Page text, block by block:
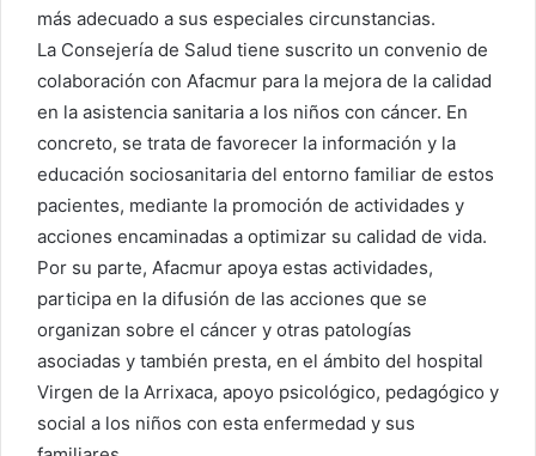
más adecuado a sus especiales circunstancias.
La Consejería de Salud tiene suscrito un convenio de
colaboración con Afacmur para la mejora de la calidad
en la asistencia sanitaria a los niños con cáncer. En
concreto, se trata de favorecer la información y la
educación sociosanitaria del entorno familiar de estos
pacientes, mediante la promoción de actividades y
acciones encaminadas a optimizar su calidad de vida.
Por su parte, Afacmur apoya estas actividades,
participa en la difusión de las acciones que se
organizan sobre el cáncer y otras patologías
asociadas y también presta, en el ámbito del hospital
Virgen de la Arrixaca, apoyo psicológico, pedagógico y
social a los niños con esta enfermedad y sus